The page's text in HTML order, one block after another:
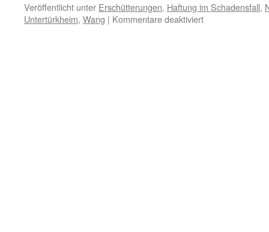
Veröffentlicht unter Erschütterungen, Haftung im Schadensfall,
Untertürkheim, Wang | Kommentare deaktiviert